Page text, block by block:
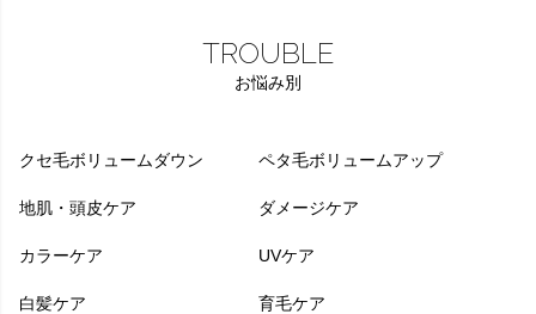
TROUBLE
お悩み別
クセ毛ボリュームダウン ペタ毛ボリュームアップ
地肌・頭皮ケア ダメージケア
カラーケア UVケア
白髪ケア 育毛ケア